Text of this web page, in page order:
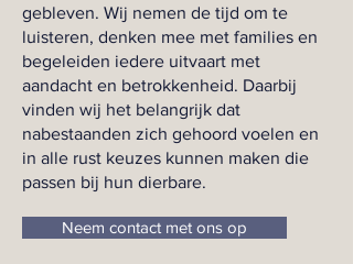
gebleven. Wij nemen de tijd om te
luisteren, denken mee met families en
begeleiden iedere uitvaart met
aandacht en betrokkenheid. Daarbij
vinden wij het belangrijk dat
nabestaanden zich gehoord voelen en
in alle rust keuzes kunnen maken die
passen bij hun dierbare.
Neem contact met ons op